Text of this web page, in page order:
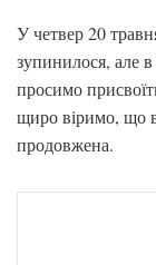
У четвер 20
зупинилося, але
просимо
щиро віримо, що
продовжена.